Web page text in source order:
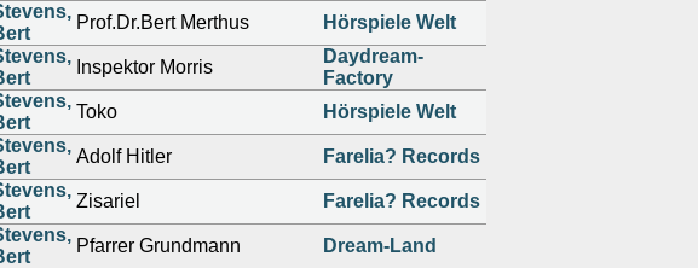
Prof.Dr.Bert Merthus Hörspiele Welt
Inspektor Morris
Daydream-
Factory
Toko Hörspiele Welt
Adolf Hitler Farelia? Records
Zisariel Farelia? Records
Pfarrer Grundmann
Dream-Land